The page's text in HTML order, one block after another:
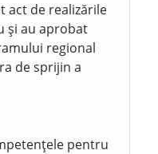
act de realizările
și au aprobat
regional
de sprijin a
pentru